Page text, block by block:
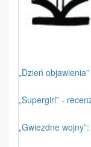
„Dzień
„Supergirl” -
„Gwiezdne